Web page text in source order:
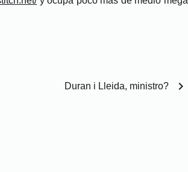
Duran i Lleida, ministro? chevron_right